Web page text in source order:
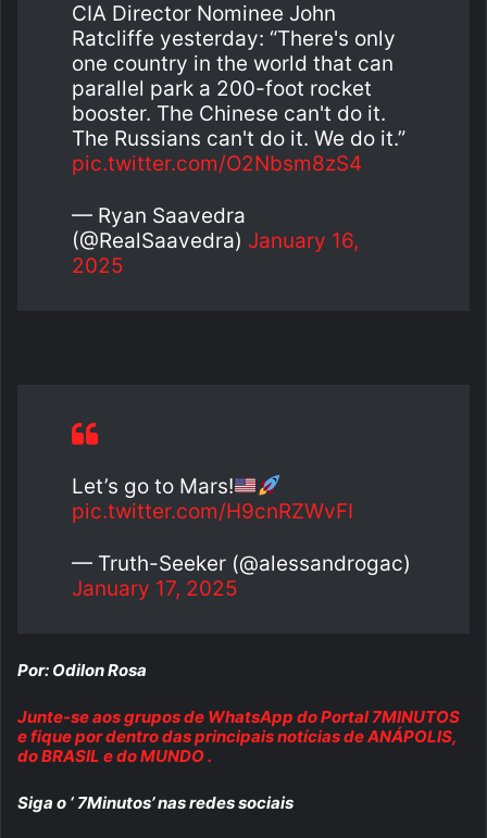
CIA Director Nominee John
Ratcliffe yesterday: “There's only
one country in the world that can
parallel park a 200-foot rocket
booster. The Chinese can't do it.
The Russians can't do it. We do it.”
pic.twitter.com/O2Nbsm8zS4
— Ryan Saavedra
(@RealSaavedra) January 16,
2025
Let’s go to Mars!
pic.twitter.com/H9cnRZWvFI
— Truth-Seeker (@alessandrogac)
January 17, 2025
Por: Odilon Rosa
Junte-se aos grupos de WhatsApp do Portal 7MINUTOS
e fique por dentro das principais notícias de ANÁPOLIS,
do BRASIL e do MUNDO .
Siga o ‘ 7Minutos’ nas redes sociais